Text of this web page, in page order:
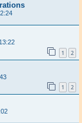
1 2
1 2